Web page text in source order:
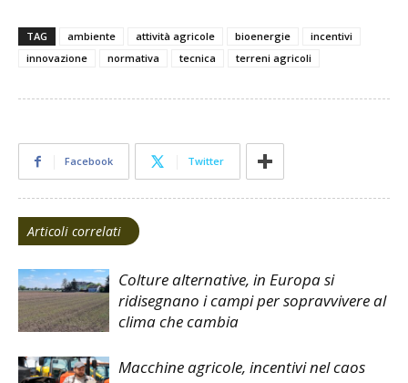
TAG ambiente attività agricole bioenergie
incentivi
innovazione
normativa tecnica terreni agricoli
Facebook Twitter
Articoli correlati
Colture alternative, in Europa si
ridisegnano i campi per sopravvivere al
clima che cambia
Macchine agricole, incentivi nel caos